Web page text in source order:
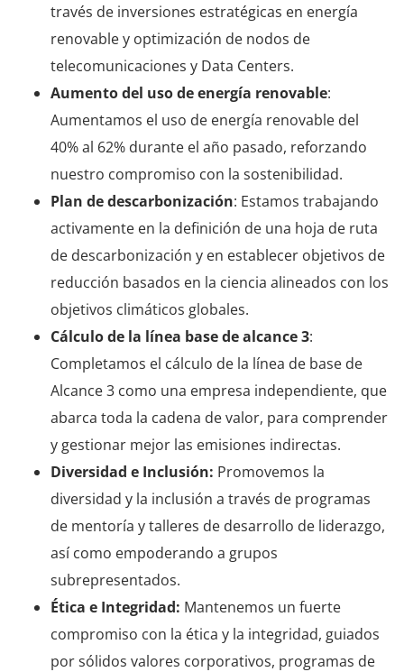
través de inversiones estratégicas en energía
renovable y optimización de nodos de
telecomunicaciones y Data Centers.
Aumento del uso de energía renovable:
Aumentamos el uso de energía renovable del
40% al 62% durante el año pasado, reforzando
nuestro compromiso con la sostenibilidad.
Plan de descarbonización: Estamos trabajando
activamente en la definición de una hoja de ruta
de descarbonización y en establecer objetivos de
reducción basados en la ciencia alineados con los
objetivos climáticos globales.
Cálculo de la línea base de alcance 3:
Completamos el cálculo de la línea de base de
Alcance 3 como una empresa independiente, que
abarca toda la cadena de valor, para comprender
y gestionar mejor las emisiones indirectas.
Diversidad e Inclusión: Promovemos la
diversidad y la inclusión a través de programas
de mentoría y talleres de desarrollo de liderazgo,
así como empoderando a grupos
subrepresentados.
Ética e Integridad: Mantenemos un fuerte
compromiso con la ética y la integridad, guiados
por sólidos valores corporativos, programas de